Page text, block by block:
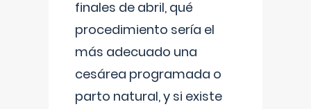
finales de abril, qué
procedimiento sería el
más adecuado una
cesárea programada o
parto natural, y si existe